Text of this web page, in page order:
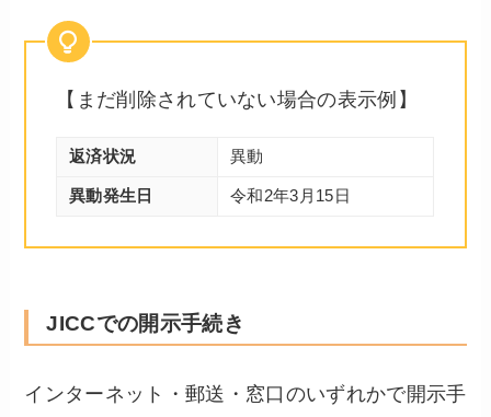
【まだ削除されていない場合の表示例】
返済状況 異動
異動発生日 令和2年3月15日
JICCでの開示手続き
インターネット・郵送・窓口のいずれかで開示手